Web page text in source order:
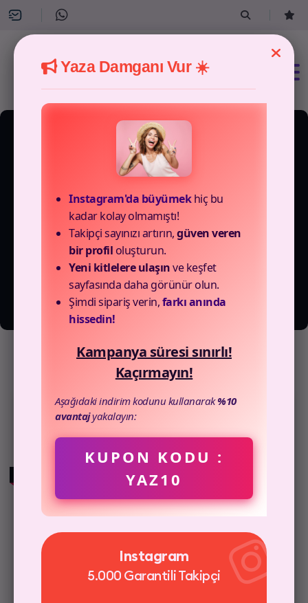
Tiktok Premium
Paylaşım Satın Al
Paketleri
TikTok gönderilerinizin paylaşımlarını TikTok paylaşım satın al
Tiktok
Gerçek Profiller
Şifre İstemiyoruz
Yaza Damganı Vur ☀️
Instagram'da büyümekhiç bu
kadar kolay olmamıştı!
Takipçi sayınızı artırın,güven veren
bir profil oluşturun.
Yeni kitlelere ulaşınve keşfet
sayfasında daha görünür olun.
Şimdi sipariş verin,farkı anında
hissedin!
Kampanya süresi sınırlı!
Kaçırmayın!
Aşağıdaki indirim kodunu kullanarak%10
avantajyakalayın:
KUPON KODU :
YAZ10
Instagram
5.000 Garantili Takipçi